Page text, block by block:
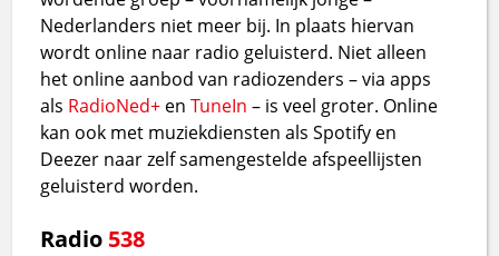
Nederlanders niet meer bij. In plaats hiervan
wordt online naar radio geluisterd. Niet alleen
het online aanbod van radiozenders – via apps
als RadioNed+ enTuneIn – is veel groter. Online
kan ook met muziekdiensten als Spotify en
Deezer naar zelf samengestelde afspeellijsten
geluisterd worden.
Radio 538